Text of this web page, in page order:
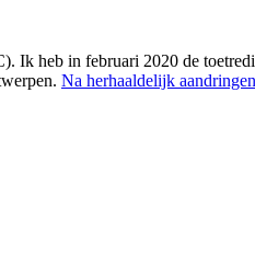
heb in februari 2020 de
Na herhaaldelijk